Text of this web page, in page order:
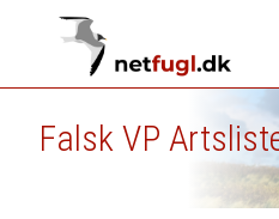
Falsk VP